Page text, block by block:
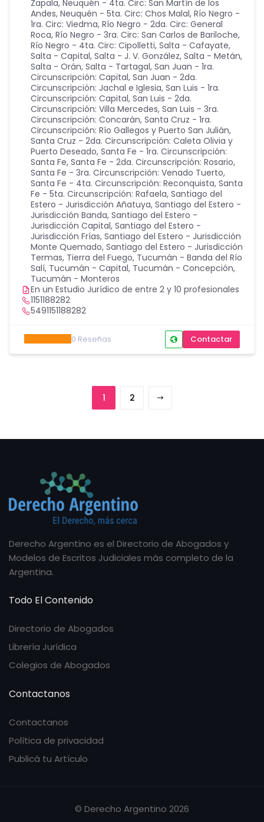
Zapala, Neuquén - 4ta. Circ: San Martín de los
Andes, Neuquén - 5ta. Circ: Chos Malal, Río Negro -
1ra. Circ: Viedma, Río Negro - 2da. Circ: General
Roca, Río Negro - 3ra. Circ: San Carlos de Bariloche,
Río Negro - 4ta. Circ: Cipolletti, Salta - Cafayate,
Salta - Capital, Salta - J. V. González, Salta - Metán,
Salta - Orán, Salta - Tartagal, San Juan - 1ra.
Circunscripción: Capital, San Juan - 2da.
Circunscripción: Jachal e Iglesia, San Luis - 1ra.
Circunscripción: Capital, San Luis - 2da.
Circunscripción: Villa Mercedes, San Luis - 3ra.
Circunscripción: Concarán, Santa Cruz - 1ra.
Circunscripción: Río Gallegos y Puerto San Julián,
Santa Cruz - 2da. Circunscripción: Caleta Olivia y
Puerto Deseado, Santa Fe - 1ra. Circunscripción:
Santa Fe, Santa Fe - 2da. Circunscripción: Rosario,
Santa Fe - 3ra. Circunscripción: Venado Tuerto,
Santa Fe - 4ta. Circunscripción: Reconquista, Santa
Fe - 5ta. Circunscripción: Rafaela, Santiago del
Estero - Jurisdicción Añatuya, Santiago del Estero -
Jurisdicción Banda, Santiago del Estero -
Jurisdicción Capital, Santiago del Estero -
Jurisdicción Frías, Santiago del Estero - Jurisdicción
Monte Quemado, Santiago del Estero - Jurisdicción
Termas, Tierra del Fuego, Tucumán - Banda del Río
Salí, Tucumán - Capital, Tucumán - Concepción,
Tucumán - Monteros
En un Estudio Jurídico de entre 2 y 10 profesionales
1151188282
5491151188282
0 Reseñas Contactar
1 2
Derecho Argentino es el Directorio de Abogados y
Modelos de Escritos Judiciales más completo de la
Argentina.
Todo El Contenido
Directorio de Abogados
Librería Jurídica
Colegios de Abogados
Contactanos
Contactanos
Política de privacidad
Publicá tu Artículo
© Derecho Argentino 2026